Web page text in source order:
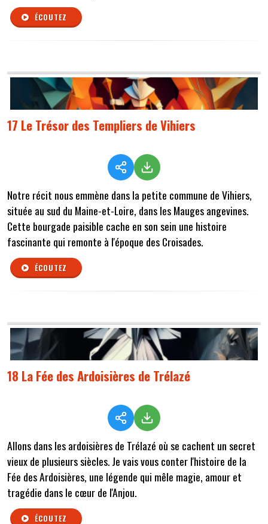
ÉCOUTEZ
17 Le Trésor des Templiers de Vihiers
Notre récit nous emmène dans la petite commune de Vihiers,
située au sud du Maine-et-Loire, dans les Mauges angevines.
Cette bourgade paisible cache en son sein une histoire
fascinante qui remonte à l'époque des Croisades.
ÉCOUTEZ
18 La Fée des Ardoisières de Trélazé
Allons dans les ardoisières de Trélazé où se cachent un secret
vieux de plusieurs siècles. Je vais vous conter l'histoire de la
Fée des Ardoisières, une légende qui mêle magie, amour et
tragédie dans le cœur de l'Anjou.
ÉCOUTEZ